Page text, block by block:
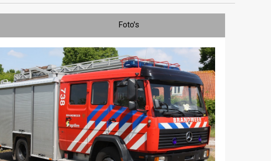
Foto's